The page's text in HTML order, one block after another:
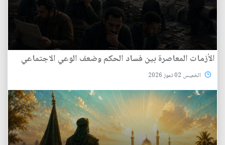
الأزمات المعاصرة بين فساد الحكم وضعف الوعي الاجتماعي
الخميس 02 تموز 2026